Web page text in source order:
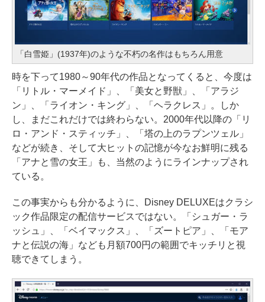
「白雪姫」(1937年)のような不朽の名作はもちろん用意
時を下って1980～90年代の作品となってくると、今度は
「リトル・マーメイド」、「美女と野獣」、「アラジ
ン」、「ライオン・キング」、「ヘラクレス」。しか
し、まだこれだけでは終わらない。2000年代以降の「リ
ロ・アンド・スティッチ」、「塔の上のラプンツェル」
などが続き、そして大ヒットの記憶が今なお鮮明に残る
「アナと雪の女王」も、当然のようにラインナップされ
ている。
この事実からも分かるように、Disney DELUXEはクラシ
ック作品限定の配信サービスではない。「シュガー・ラ
ッシュ」、「ベイマックス」、「ズートピア」、「モア
ナと伝説の海」なども月額700円の範囲でキッチリと視
聴できてしまう。